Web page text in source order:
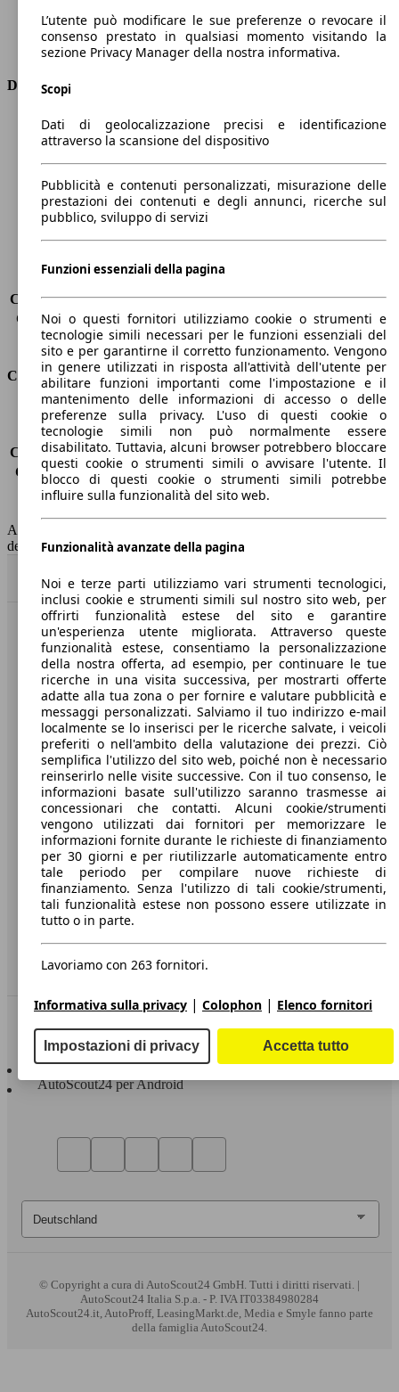
Trasmissione
Automatico
Tipo di trazione
trazione anteriore
Dimensioni
Lunghezza
4600 mm
Altezza
1640 mm
Larghezza
1830 mm
Passo
2840 mm
Peso massimo
2280 kg
Carico massimo
-
Porte
5
-
Capacità di traino (senza freni) -
Capacità di traino (con freni)
1700 kg
Volume del bagagliaio
130 - 1835 l
Consumi
Emissioni di CO2*
117 g/km (komb.)
Consumo (urbano)
5.2 l/100km
Consumo (extra-urbano) 4.1 l/100km
Consumo (combinato)* 4.5 l/100km
Classe di emissione
Euro 6
AutoScout24 non si assume alcuna responsabilità per la correttezza
dei dati.
Torna su
Benvenuti su AutoScout24, il mercato auto europeo.
Società
A proposito di AutoScout24
Stampa
Media
Condizioni generali
Informazioni
Privacy
Dichiarazione di Accessibilità
Servizi
Area rivenditori
AutoScout24 per iOS
AutoScout24 per Android
© Copyright a cura di AutoScout24 GmbH. Tutti i diritti riservati. |
AutoScout24 Italia S.p.a. - P. IVA IT03384980284
AutoScout24.it, AutoProff, LeasingMarkt.de, Media e Smyle fanno parte
della famiglia AutoScout24.
L’utente può modificare le sue preferenze o revocare il
consenso prestato in qualsiasi momento visitando la
sezione Privacy Manager della nostra informativa.
Scopi
Dati di geolocalizzazione precisi e identificazione
attraverso la scansione del dispositivo
Pubblicità e contenuti personalizzati, misurazione delle
prestazioni dei contenuti e degli annunci, ricerche sul
pubblico, sviluppo di servizi
Funzioni essenziali della pagina
Noi o questi fornitori utilizziamo cookie o strumenti e
tecnologie simili necessari per le funzioni essenziali del
sito e per garantirne il corretto funzionamento. Vengono
in genere utilizzati in risposta all'attività dell'utente per
abilitare funzioni importanti come l'impostazione e il
mantenimento delle informazioni di accesso o delle
preferenze sulla privacy. L'uso di questi cookie o
tecnologie simili non può normalmente essere
disabilitato. Tuttavia, alcuni browser potrebbero bloccare
questi cookie o strumenti simili o avvisare l'utente. Il
blocco di questi cookie o strumenti simili potrebbe
influire sulla funzionalità del sito web.
Funzionalità avanzate della pagina
Noi e terze parti utilizziamo vari strumenti tecnologici,
inclusi cookie e strumenti simili sul nostro sito web, per
offrirti funzionalità estese del sito e garantire
un'esperienza utente migliorata. Attraverso queste
funzionalità estese, consentiamo la personalizzazione
della nostra offerta, ad esempio, per continuare le tue
ricerche in una visita successiva, per mostrarti offerte
adatte alla tua zona o per fornire e valutare pubblicità e
messaggi personalizzati. Salviamo il tuo indirizzo e-mail
localmente se lo inserisci per le ricerche salvate, i veicoli
preferiti o nell'ambito della valutazione dei prezzi. Ciò
semplifica l'utilizzo del sito web, poiché non è necessario
reinserirlo nelle visite successive. Con il tuo consenso, le
informazioni basate sull'utilizzo saranno trasmesse ai
concessionari che contatti. Alcuni cookie/strumenti
vengono utilizzati dai fornitori per memorizzare le
informazioni fornite durante le richieste di finanziamento
per 30 giorni e per riutilizzarle automaticamente entro
tale periodo per compilare nuove richieste di
finanziamento. Senza l'utilizzo di tali cookie/strumenti,
tali funzionalità estese non possono essere utilizzate in
tutto o in parte.
Lavoriamo con 263 fornitori.
Informativa sulla privacy | Colophon | Elenco fornitori
Impostazioni di privacy Accetta tutto